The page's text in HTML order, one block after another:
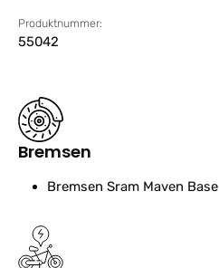
Produktnummer:
55042
Bremsen
Bremsen Sram Maven Base